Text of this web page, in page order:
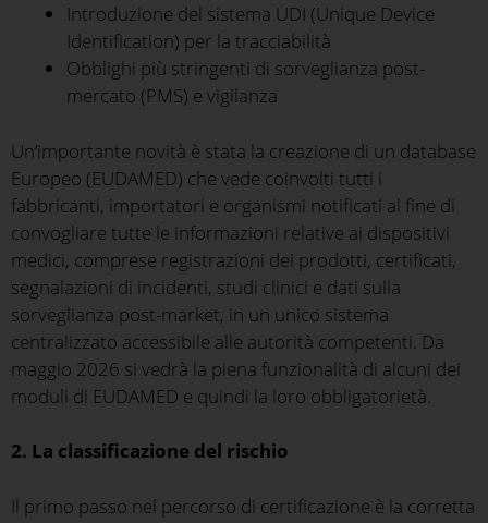
Introduzione del sistema UDI (Unique Device
Identification) per la tracciabilità
Obblighi più stringenti di sorveglianza post-
mercato (PMS) e vigilanza
Un’importante novità è stata la creazione di un database
Europeo (EUDAMED) che vede coinvolti tutti i
fabbricanti, importatori e organismi notificati al fine di
convogliare tutte le informazioni relative ai dispositivi
medici, comprese registrazioni dei prodotti, certificati,
segnalazioni di incidenti, studi clinici e dati sulla
sorveglianza post-market, in un unico sistema
centralizzato accessibile alle autorità competenti. Da
maggio 2026 si vedrà la piena funzionalità di alcuni dei
moduli di EUDAMED e quindi la loro obbligatorietà.
2. La classificazione del rischio
Il primo passo nel percorso di certificazione è la corretta